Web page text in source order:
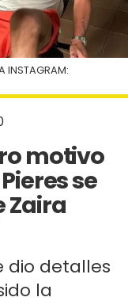
motivo
se
Zaira
dio detalles
la
INSTAGRAM: